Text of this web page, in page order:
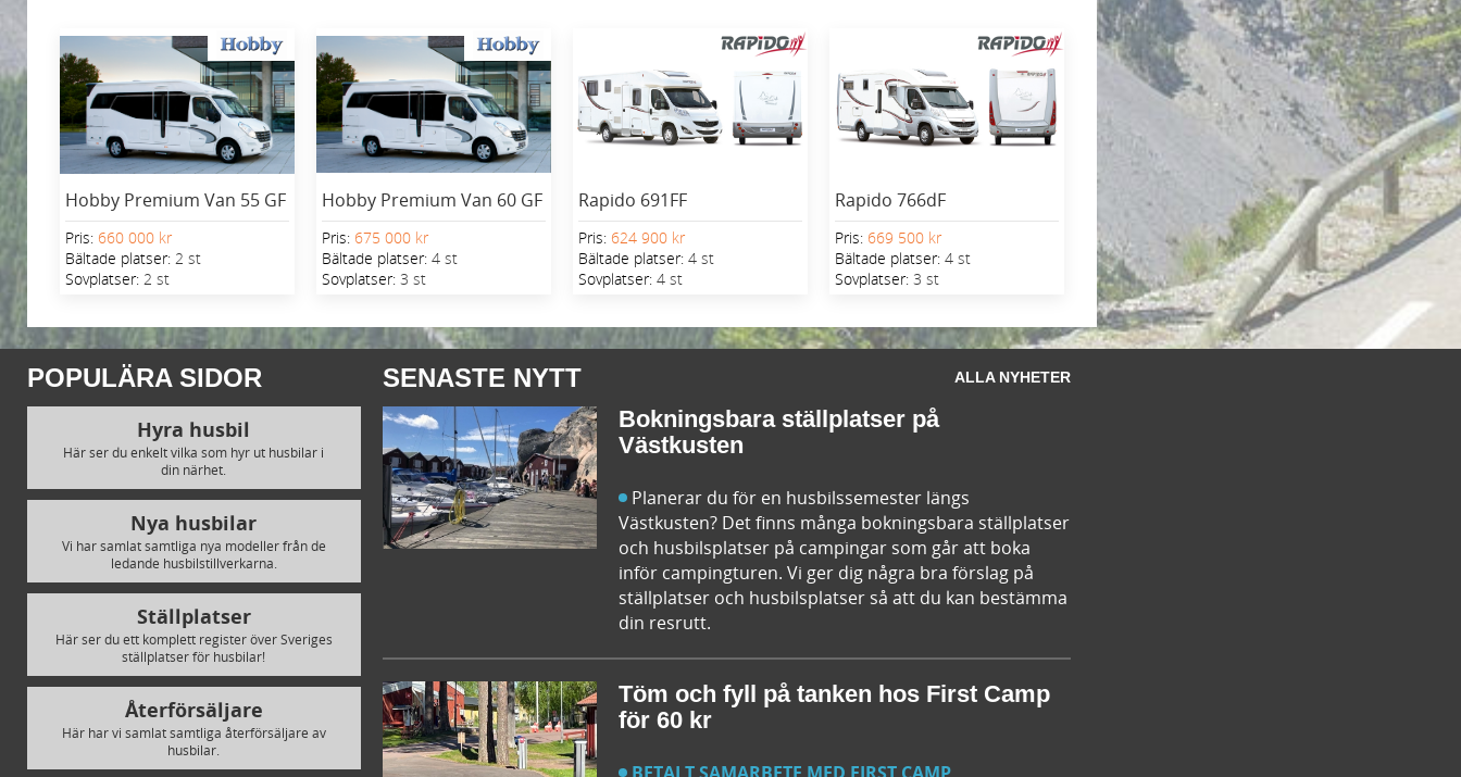
Hobby Premium Van 55 GF
Pris: 660 000 kr
Bältade platser: 2 st
Sovplatser: 2 st
Hobby Premium Van 60 GF
Pris: 675 000 kr
Bältade platser: 4 st
Sovplatser: 3 st
Rapido 691FF
Pris: 624 900 kr
Bältade platser: 4 st
Sovplatser: 4 st
Rapido 766dF
Pris: 669 500 kr
Bältade platser: 4 st
Sovplatser: 3 st
POPULÄRA SIDOR
Hyra husbil
Här ser du enkelt vilka som hyr ut husbilar i
din närhet.
Nya husbilar
Vi har samlat samtliga nya modeller från de
ledande husbilstillverkarna.
Ställplatser
Här ser du ett komplett register över Sveriges
ställplatser för husbilar!
Återförsäljare
Här har vi samlat samtliga återförsäljare av
husbilar.
SENASTE NYTT ALLA NYHETER
Bokningsbara ställplatser på
Västkusten
Planerar du för en husbilssemester längs
Västkusten? Det finns många bokningsbara ställplatser
och husbilsplatser på campingar som går att boka
inför campingturen. Vi ger dig några bra förslag på
ställplatser och husbilsplatser så att du kan bestämma
din resrutt.
Töm och fyll på tanken hos First Camp
för 60 kr
BETALT SAMARBETE MED FIRST CAMP